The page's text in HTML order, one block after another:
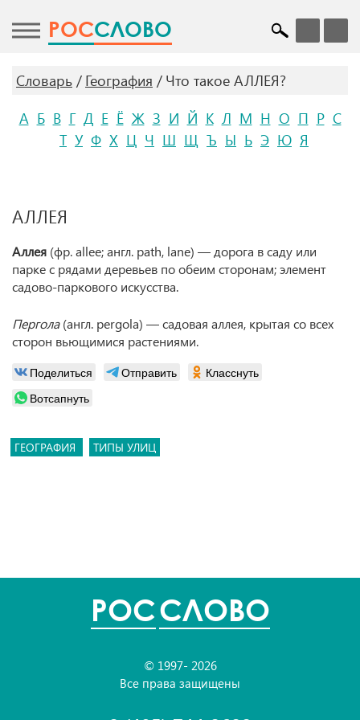
POCСЛОВО
Словарь География
Что такое АЛЛЕЯ?
А Б В Г Д Е Ё Ж З И Й К Л М Н О П Р С
Т У Ф Х Ц Ч Ш Щ Ъ Ы Ь Э Ю Я
АЛЛЕЯ
Аллея (фр. allee; англ. path, lane) — дорога в саду или
парке с рядами деревьев по обеим сторонам; элемент
садово-паркового искусства.
Пергола(англ. pergola) — садовая аллея, крытая со всех
сторон вьющимися растениями.
Поделиться Отправить
Класснуть
Вотсапнуть
ГЕОГРАФИЯ ТИПЫ УЛИЦ
POCСЛОВО
© 1997- 2026
Все права защищены